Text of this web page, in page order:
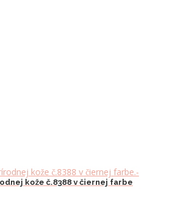
kože č.8388 v čiernej farbe